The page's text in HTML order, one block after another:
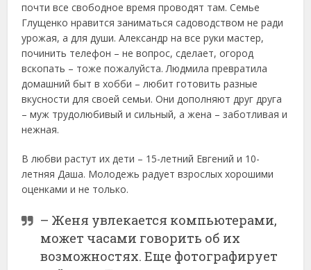
почти все свободное время проводят там. Семье
Глущенко нравится заниматься садоводством не ради
урожая, а для души. Александр на все руки мастер,
починить телефон – не вопрос, сделает, огород
вскопать – тоже пожалуйста. Людмила превратила
домашний быт в хобби – любит готовить разные
вкусности для своей семьи. Они дополняют друг друга
– муж трудолюбивый и сильный, а жена – заботливая и
нежная.
В любви растут их дети – 15-летний Евгений и 10-
летняя Даша. Молодежь радует взрослых хорошими
оценками и не только.
– Женя увлекается компьютерами,
может часами говорить об их
возможностях. Еще фотографирует